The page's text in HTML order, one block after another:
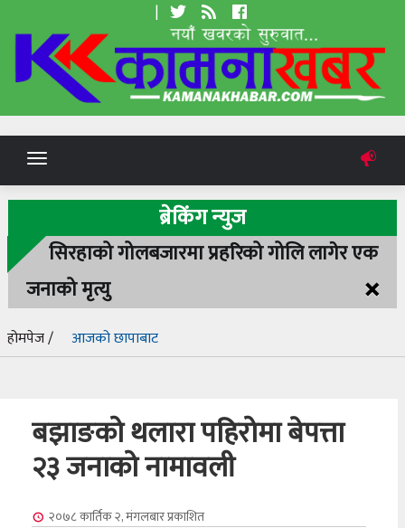
|
Toggle
navigation
ब्रेकिंग न्युज
सिरहाको गोलबजारमा प्रहरिको गोलि लागेर एक
जनाको मृत्यु
×
होमपेज / आजको छापाबाट
बझाङको थलारा पहिरोमा बेपत्ता
२३ जनाको नामावली
२०७८ कार्तिक २, मंगलबारप्रकाशित